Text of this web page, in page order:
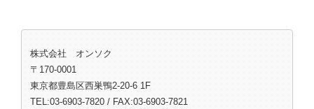
株式会社 オンソク
〒170-0001
東京都豊島区西巣鴨2-20-6 1F
TEL:03-6903-7820 / FAX:03-6903-7821